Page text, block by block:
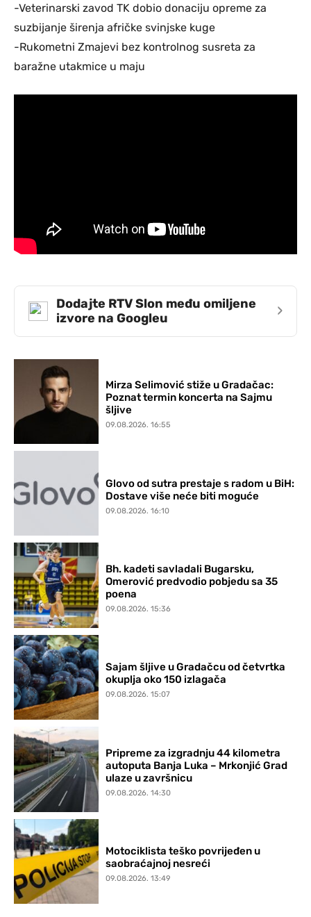
-Veterinarski zavod TK dobio donaciju opreme za
suzbijanje širenja afričke svinjske kuge
-Rukometni Zmajevi bez kontrolnog susreta za
baražne utakmice u maju
Dodajte RTV Slon među omiljene
izvore na Googleu
›
Mirza Selimović stiže u Gradačac:
Poznat termin koncerta na Sajmu
šljive
09.08.2026. 16:55
Glovo od sutra prestaje s radom u BiH:
Dostave više neće biti moguće
09.08.2026. 16:10
Bh. kadeti savladali Bugarsku,
Omerović predvodio pobjedu sa 35
poena
09.08.2026. 15:36
Sajam šljive u Gradačcu od četvrtka
okuplja oko 150 izlagača
09.08.2026. 15:07
Pripreme za izgradnju 44 kilometra
autoputa Banja Luka – Mrkonjić Grad
ulaze u završnicu
09.08.2026. 14:30
Motociklista teško povrijeđen u
saobraćajnoj nesreći
09.08.2026. 13:49